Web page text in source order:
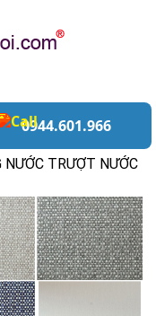
0944.601.966
NƯỚC TRƯỢT NƯỚC